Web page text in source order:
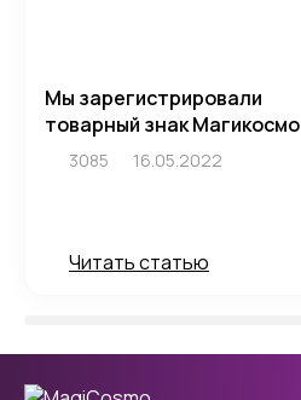
Мы зарегистрировали
товарный знак Магикосмо
3085 16.05.2022
Читать статью